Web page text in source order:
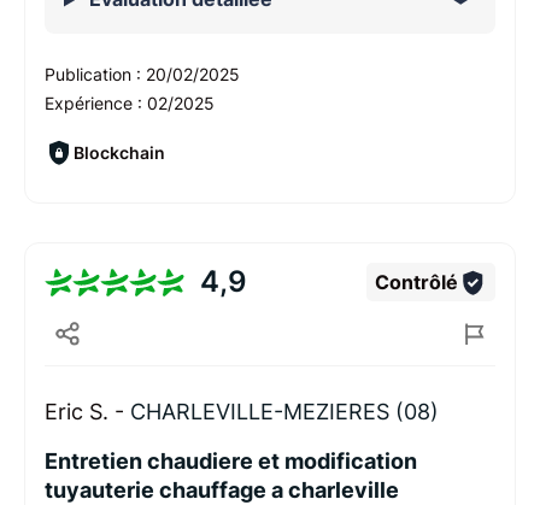
Publication : 20/02/2025
Expérience : 02/2025
Blockchain
4,9 Contrôlé
Eric S. - CHARLEVILLE-MEZIERES (08)
Entretien chaudiere et modification
tuyauterie chauffage a charleville